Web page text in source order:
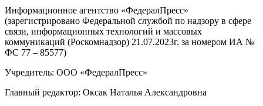
Информационное агентство «ФедералПресс»
(зарегистрировано Федеральной службой по надзору в сфере
связи, информационных технологий и массовых
коммуникаций (Роскомнадзор) 21.07.2023г. за номером ИА №
ФС 77 – 85577)
Учредитель: ООО «ФедералПресс»
Главный редактор: Оксак Наталья Александровна